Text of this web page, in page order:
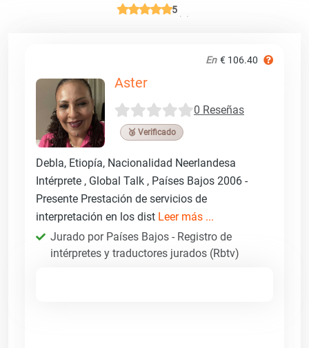
5
En € 106.40
Aster
0 Reseñas
🥉 Verificado
Debla, Etiopía, Nacionalidad Neerlandesa
Intérprete , Global Talk , Países Bajos 2006 -
Presente Prestación de servicios de
interpretación en los dist Leer más ...
Jurado por Países Bajos - Registro de
intérpretes y traductores jurados (Rbtv)